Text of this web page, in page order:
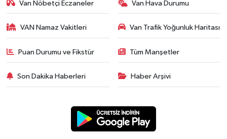
Van Nöbetçi Eczaneler Van Hava Durumu
VAN Namaz Vakitleri Van Trafik Yoğunluk Haritası
Puan Durumu ve Fikstür Tüm Manşetler
Son Dakika Haberleri Haber Arşivi